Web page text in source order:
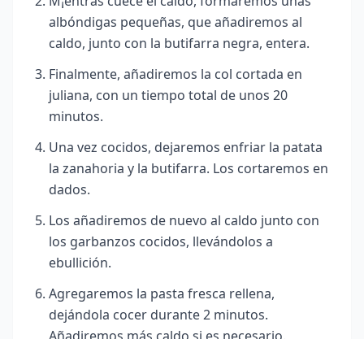
albóndigas pequeñas, que añadiremos al
caldo, junto con la butifarra negra, entera.
Finalmente, añadiremos la col cortada en
juliana, con un tiempo total de unos 20
minutos.
Una vez cocidos, dejaremos enfriar la patata
la zanahoria y la butifarra. Los cortaremos en
dados.
Los añadiremos de nuevo al caldo junto con
los garbanzos cocidos, llevándolos a
ebullición.
Agregaremos la pasta fresca rellena,
dejándola cocer durante 2 minutos.